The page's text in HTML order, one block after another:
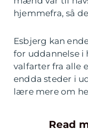
hjemmefra, så
Esbjerg kan
for uddannelse i
valfarter fra alle
endda steder i
lære mere om
Read